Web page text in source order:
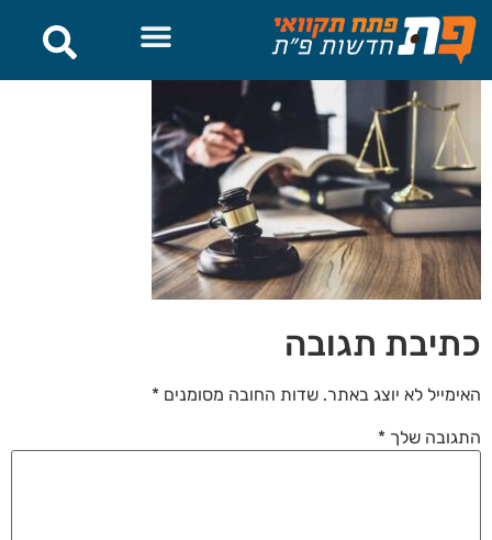
לתוכן
כתיבת תגובה
האימייל לא יוצג באתר. שדות החובה מסומנים *
התגובה שלך *